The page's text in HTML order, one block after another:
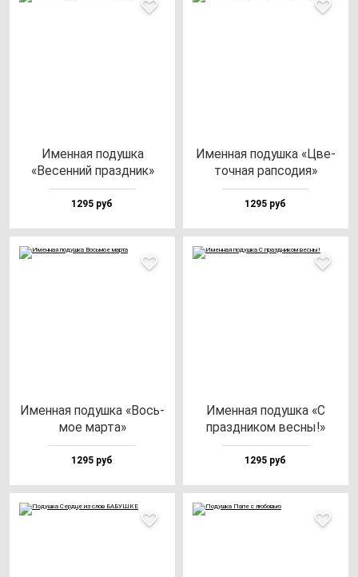
Имен­ная по­душ­ка
«Весен­ний праз­дник»
1295 руб
Имен­ная по­душ­ка «Цве­
точ­ная рап­со­дия»
1295 руб
Имен­ная по­душ­ка «Вось­
мое мар­та»
1295 руб
Имен­ная по­душ­ка «С
праз­дни­ком вес­ны!»
1295 руб